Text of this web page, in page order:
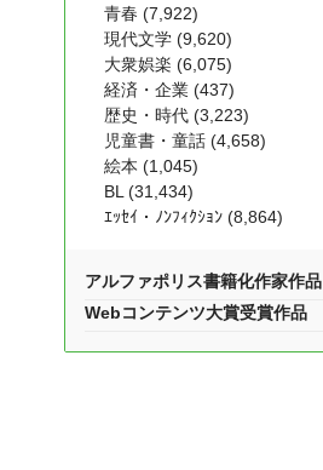
青春 (7,922)
現代文学 (9,620)
大衆娯楽 (6,075)
経済・企業 (437)
歴史・時代 (3,223)
児童書・童話 (4,658)
絵本 (1,045)
BL (31,434)
ｴｯｾｲ・ﾉﾝﾌｨｸｼｮﾝ (8,864)
アルファポリス書籍化作家作品
Webコンテンツ大賞受賞作品